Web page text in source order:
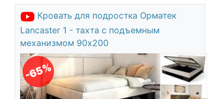
Кровать для подростка Орматек
Lancaster 1 - тахта с подъемным
механизмом 90х200
-65%